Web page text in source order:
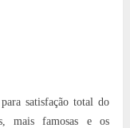
satisfação total do
mais famosas e os